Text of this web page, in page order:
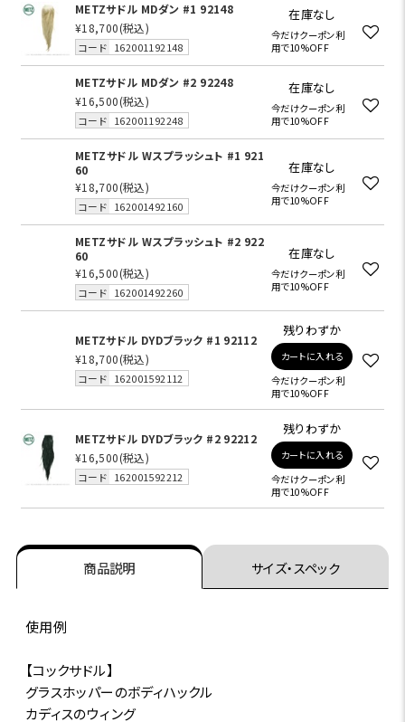
METZサドル MDダン #1 92148
¥18,700(税込)
コード 162001192148
在庫なし
今だけクーポン利
用で10%OFF
METZサドル MDダン #2 92248
¥16,500(税込)
コード 162001192248
在庫なし
今だけクーポン利
用で10%OFF
METZサドル Wスプラッシュト #1 921
60
¥18,700(税込)
コード 162001492160
在庫なし
今だけクーポン利
用で10%OFF
METZサドル Wスプラッシュト #2 922
60
¥16,500(税込)
コード 162001492260
在庫なし
今だけクーポン利
用で10%OFF
METZサドル DYDブラック #1 92112
¥18,700(税込)
コード 162001592112
残りわずか
カートに入れる
今だけクーポン利
用で10%OFF
METZサドル DYDブラック #2 92212
¥16,500(税込)
コード 162001592212
残りわずか
カートに入れる
今だけクーポン利
用で10%OFF
商品説明 サイズ・スペック
使用例
【コックサドル】
グラスホッパーのボディハックル
カディスのウィング